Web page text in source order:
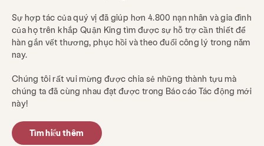
Sự hợp tác của quý vị đã giúp hơn 4.800 nạn nhân và gia đình
của họ trên khắp Quận King tìm được sự hỗ trợ cần thiết để
hàn gắn vết thương, phục hồi và theo đuổi công lý trong năm
nay.
Chúng tôi rất vui mừng được chia sẻ những thành tựu mà
chúng ta đã cùng nhau đạt được trong Báo cáo Tác động mới
này!
Tìm hiểu thêm